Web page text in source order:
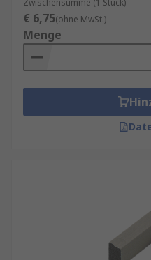
Zwischensumme (1 Stück)
€ 6,75(ohne MwSt.)
Menge